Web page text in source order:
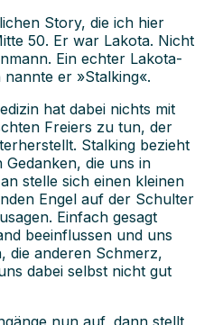
Story, die ich hier
50. Er war Lakota. Nicht
Ein echter Lakota-
er »Stalking«.
hat dabei nichts mit
Freiers zu tun, der
Stalking bezieht
die uns in
stelle sich einen kleinen
Engel auf der Schulter
Einfach gesagt
beeinflussen und uns
die anderen Schmerz,
dabei selbst nicht gut
nun auf, dann stellt